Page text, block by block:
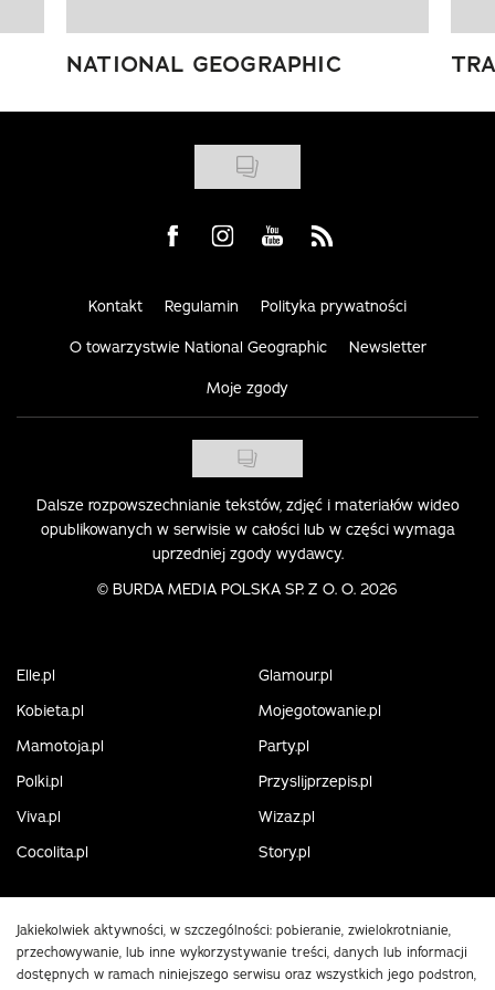
NATIONAL GEOGRAPHIC
Visit us on Facebook
Visit us on Instagram
Visit us on Youtube
Visit us on Rss
Kontakt Regulamin Polityka prywatności
O towarzystwie National Geographic Newsletter
Moje zgody
Dalsze rozpowszechnianie tekstów, zdjęć i materiałów wideo
opublikowanych w serwisie w całości lub w części wymaga
uprzedniej zgody wydawcy.
© BURDA MEDIA POLSKA SP. Z O. O. 2026
Elle.pl
Glamour.pl
Kobieta.pl
Mojegotowanie.pl
Mamotoja.pl
Party.pl
Polki.pl
Przyslijprzepis.pl
Viva.pl
Wizaz.pl
Cocolita.pl
Story.pl
Jakiekolwiek aktywności, w szczególności: pobieranie, zwielokrotnianie,
przechowywanie, lub inne wykorzystywanie treści, danych lub informacji
dostępnych w ramach niniejszego serwisu oraz wszystkich jego podstron,